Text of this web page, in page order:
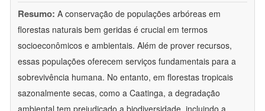
Resumo: A conservação de populações arbóreas em
florestas naturais bem geridas é crucial em termos
socioeconômicos e ambientais. Além de prover recursos,
essas populações oferecem serviços fundamentais para a
sobrevivência humana. No entanto, em florestas tropicais
sazonalmente secas, como a Caatinga, a degradação